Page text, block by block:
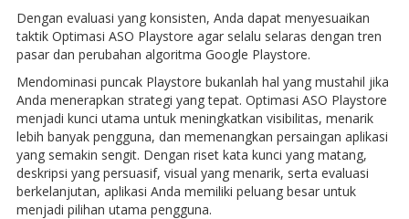
Dengan evaluasi yang konsisten, Anda dapat menyesuaikan
taktik Optimasi ASO Playstore agar selalu selaras dengan tren
pasar dan perubahan algoritma Google Playstore.
Mendominasi puncak Playstore bukanlah hal yang mustahil jika
Anda menerapkan strategi yang tepat. Optimasi ASO Playstore
menjadi kunci utama untuk meningkatkan visibilitas, menarik
lebih banyak pengguna, dan memenangkan persaingan aplikasi
yang semakin sengit. Dengan riset kata kunci yang matang,
deskripsi yang persuasif, visual yang menarik, serta evaluasi
berkelanjutan, aplikasi Anda memiliki peluang besar untuk
menjadi pilihan utama pengguna.